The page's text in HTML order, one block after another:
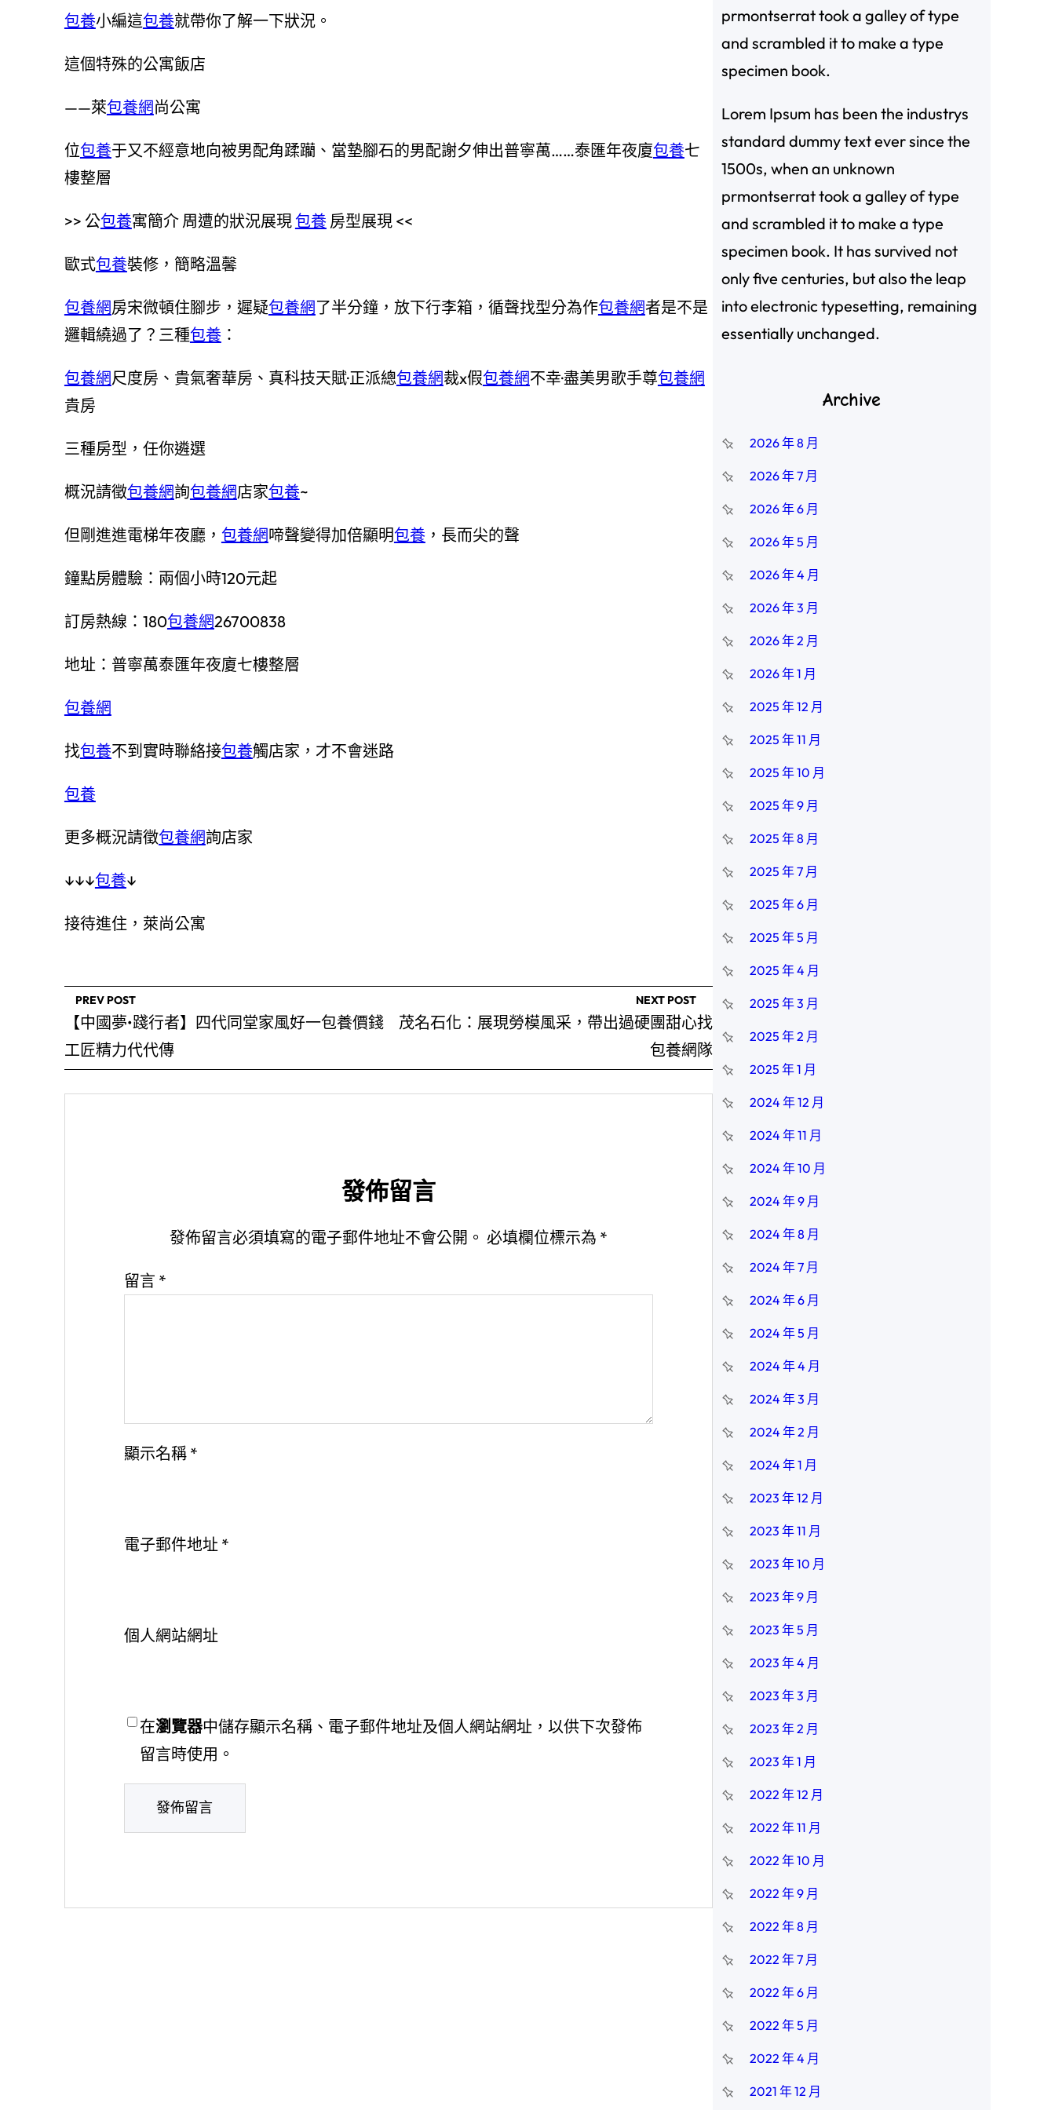
包養小編這包養就帶你了解一下狀況。
這個特殊的公寓飯店
——萊包養網尚公寓
位包養于又不經意地向被男配角蹂躪、當墊腳石的男配謝夕伸出普寧萬……泰匯年夜廈包養七
樓整層
>> 公包養寓簡介 周遭的狀況展現 包養房型展現 <<
歐式包養裝修，簡略溫馨
包養網房宋微頓住腳步，遲疑包養網了半分鐘，放下行李箱，循聲找型分為作包養網者是不是
邏輯繞過了？三種包養：
包養網尺度房、貴氣奢華房、真科技天賦·正派總包養網裁x假包養網不幸·盡美男歌手尊包養網
貴房
三種房型，任你遴選
概況請徵包養網詢包養網店家包養~
但剛進進電梯年夜廳， 包養網啼聲變得加倍顯明包養，長而尖的聲
鐘點房體驗：兩個小時120元起
訂房熱線：180包養網26700838
地址：普寧萬泰匯年夜廈七樓整層
包養網
找包養不到實時聯絡接包養觸店家，才不會迷路
包養
更多概況請徵包養網詢店家
↓↓↓包養↓
接待進住，萊尚公寓
PREV POST
【中國夢•踐行者】四代同堂家風好一包養價錢
工匠精力代代傳
NEXT POST
茂名石化：展現勞模風采，帶出過硬團甜心找
包養網隊
發佈留言
發佈留言必須填寫的電子郵件地址不會公開。 必填欄位標示為 *
留言 *
顯示名稱 *
電子郵件地址 *
個人網站網址
在瀏覽器中儲存顯示名稱、電子郵件地址及個人網站網址，以供下次發佈
留言時使用。
prmontserrat took a galley of type
and scrambled it to make a type
specimen book.
Lorem Ipsum has been the industrys
standard dummy text ever since the
1500s, when an unknown
prmontserrat took a galley of type
and scrambled it to make a type
specimen book. It has survived not
only five centuries, but also the leap
into electronic typesetting, remaining
essentially unchanged.
Archive
2026 年 8 月
2026 年 7 月
2026 年 6 月
2026 年 5 月
2026 年 4 月
2026 年 3 月
2026 年 2 月
2026 年 1 月
2025 年 12 月
2025 年 11 月
2025 年 10 月
2025 年 9 月
2025 年 8 月
2025 年 7 月
2025 年 6 月
2025 年 5 月
2025 年 4 月
2025 年 3 月
2025 年 2 月
2025 年 1 月
2024 年 12 月
2024 年 11 月
2024 年 10 月
2024 年 9 月
2024 年 8 月
2024 年 7 月
2024 年 6 月
2024 年 5 月
2024 年 4 月
2024 年 3 月
2024 年 2 月
2024 年 1 月
2023 年 12 月
2023 年 11 月
2023 年 10 月
2023 年 9 月
2023 年 5 月
2023 年 4 月
2023 年 3 月
2023 年 2 月
2023 年 1 月
2022 年 12 月
2022 年 11 月
2022 年 10 月
2022 年 9 月
2022 年 8 月
2022 年 7 月
2022 年 6 月
2022 年 5 月
2022 年 4 月
2021 年 12 月